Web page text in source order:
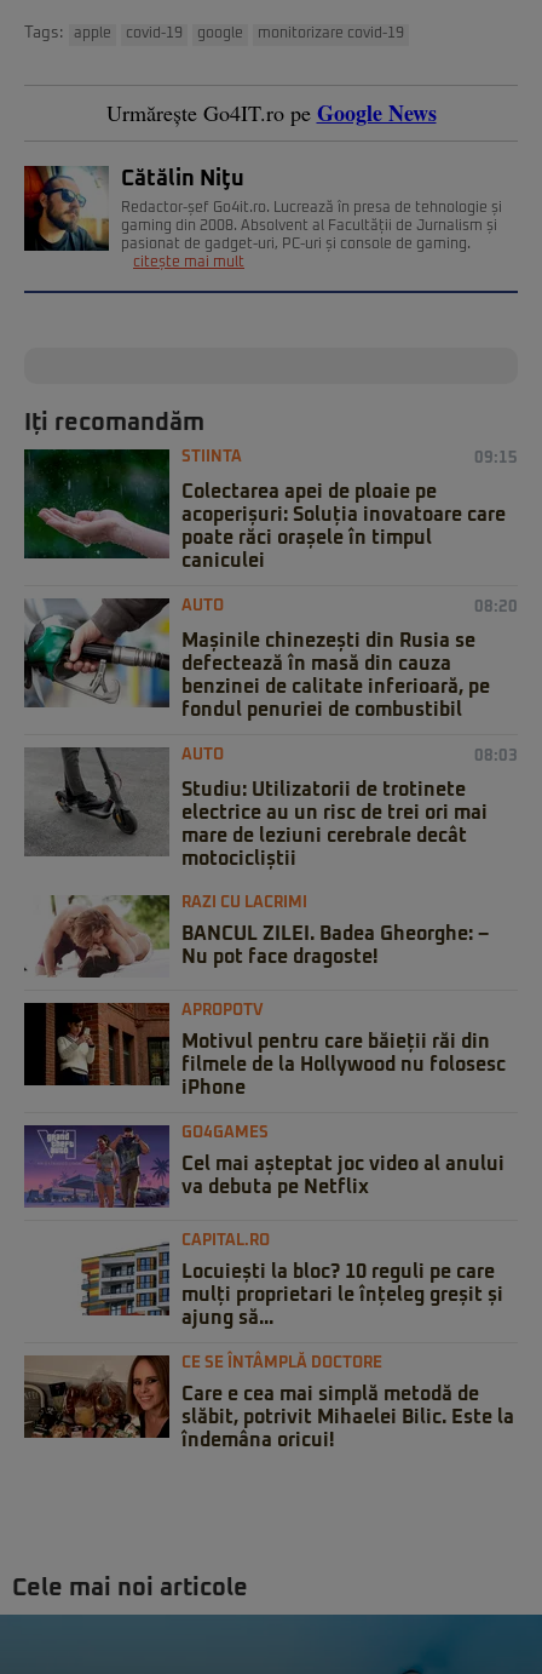
Tags: apple covid-19 google monitorizare covid-19
Urmărește Go4IT.ro pe Google News
Cătălin Niţu
Redactor-șef Go4it.ro. Lucrează în presa de tehnologie și
gaming din 2008. Absolvent al Facultății de Jurnalism și
pasionat de gadget-uri, PC-uri și console de gaming.
citește mai mult
Iți recomandăm
STIINTA 09:15
Colectarea apei de ploaie pe
acoperișuri: Soluția inovatoare care
poate răci orașele în timpul
caniculei
AUTO 08:20
Mașinile chinezești din Rusia se
defectează în masă din cauza
benzinei de calitate inferioară, pe
fondul penuriei de combustibil
AUTO 08:03
Studiu: Utilizatorii de trotinete
electrice au un risc de trei ori mai
mare de leziuni cerebrale decât
motocicliștii
RAZI CU LACRIMI
BANCUL ZILEI. Badea Gheorghe: –
Nu pot face dragoste!
APROPOTV
Motivul pentru care băieții răi din
filmele de la Hollywood nu folosesc
iPhone
GO4GAMES
Cel mai așteptat joc video al anului
va debuta pe Netflix
CAPITAL.RO
Locuiești la bloc? 10 reguli pe care
mulți proprietari le înțeleg greșit și
ajung să...
CE SE ÎNTÂMPLĂ DOCTORE
Care e cea mai simplă metodă de
slăbit, potrivit Mihaelei Bilic. Este la
îndemâna oricui!
Cele mai noi articole